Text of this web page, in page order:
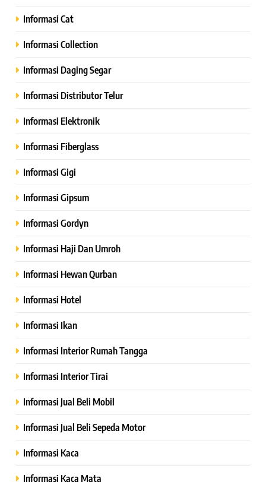
Informasi Cat
Informasi Collection
Informasi Daging Segar
Informasi Distributor Telur
Informasi Elektronik
Informasi Fiberglass
Informasi Gigi
Informasi Gipsum
Informasi Gordyn
Informasi Haji Dan Umroh
Informasi Hewan Qurban
Informasi Hotel
Informasi Ikan
Informasi Interior Rumah Tangga
Informasi Interior Tirai
Informasi Jual Beli Mobil
Informasi Jual Beli Sepeda Motor
Informasi Kaca
Informasi Kaca Mata